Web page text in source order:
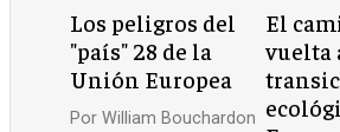
Los peligros del
"país" 28 de la
Unión Europea
PorWilliam Bouchardon
El
vuelta